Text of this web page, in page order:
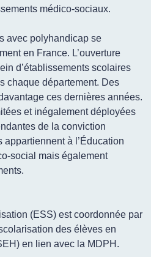
médico-sociaux.
avec polyhandicap se
en France. L’ouverture
d’établissements scolaires
chaque département. Des
ces dernières années.
et inégalement déployées
de la conviction
appartiennent à l’Éducation
social mais également
(ESS) est coordonnée par
des élèves en
en lien avec la MDPH.